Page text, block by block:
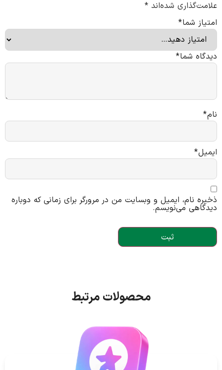
علامت‌گذاری شده‌اند *
امتیاز شما*
دیدگاه شما*
نام*
ایمیل*
ذخیره نام، ایمیل و وبسایت من در مرورگر برای زمانی که دوباره
دیدگاهی می‌نویسم.
محصولات مرتبط